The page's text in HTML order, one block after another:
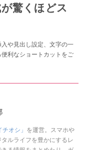
驚くほどス
や見出し設定、文字の一
利なショートカットをご
オシ」 を運営。スマホや
ルライフを豊かにするレ